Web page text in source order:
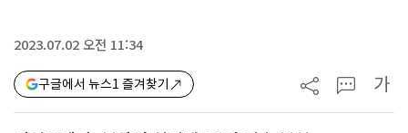
2023.07.02 오전 11:34
구글에서 뉴스1 즐겨찾기 가